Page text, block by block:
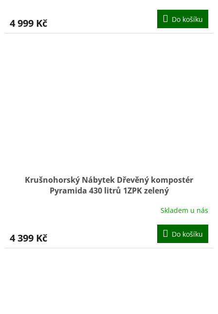
4 999 Kč Do košíku
Krušnohorský Nábytek Dřevěný kompostér
Pyramida 430 litrů 1ZPK zelený
Skladem u nás
4 399 Kč Do košíku